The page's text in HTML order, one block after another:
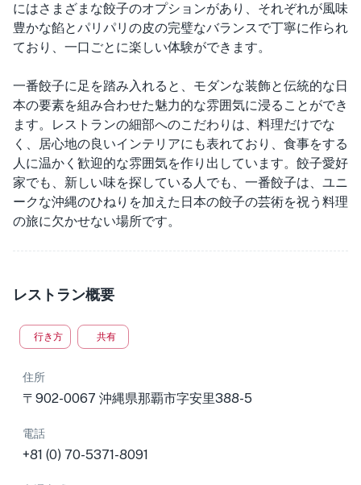
にはさまざまな餃子のオプションがあり、それぞれが風味
豊かな餡とパリパリの皮の完璧なバランスで丁寧に作られ
ており、一口ごとに楽しい体験ができます。
一番餃子に足を踏み入れると、モダンな装飾と伝統的な日
本の要素を組み合わせた魅力的な雰囲気に浸ることができ
ます。レストランの細部へのこだわりは、料理だけでな
く、居心地の良いインテリアにも表れており、食事をする
人に温かく歓迎的な雰囲気を作り出しています。餃子愛好
家でも、新しい味を探している人でも、一番餃子は、ユニ
ークな沖縄のひねりを加えた日本の餃子の芸術を祝う料理
の旅に欠かせない場所です。
レストラン概要
行き方 共有
住所
〒902-0067 沖縄県那覇市字安里388-5
電話
+81 (0) 70-5371-8091